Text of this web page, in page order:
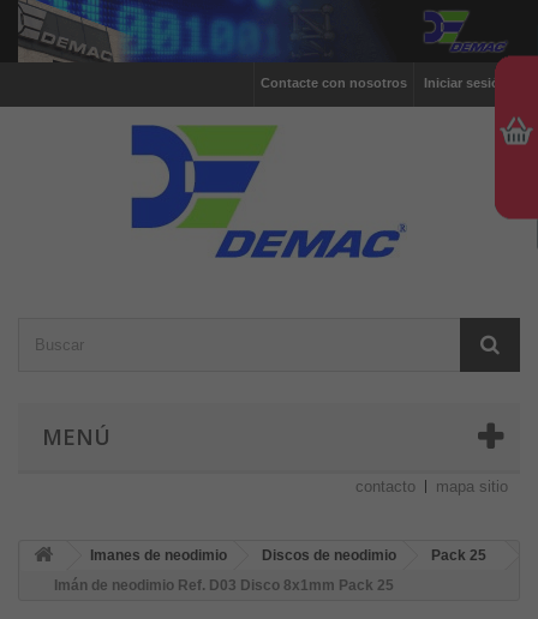
Iniciar sesión
Contacte con nosotros
MENÚ
contacto mapa sitio
Imanes de neodimio Discos de neodimio
Pack 25
Imán de neodimio Ref. D03 Disco 8x1mm Pack 25